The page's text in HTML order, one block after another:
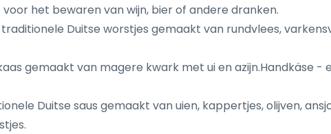
het bewaren van wijn, bier of andere dranken.
Duitse worstjes gemaakt van rundvlees,
gemaakt van magere kwark met ui en azijn.Handkäse
Duitse saus gemaakt van uien, kappertjes, olijven,